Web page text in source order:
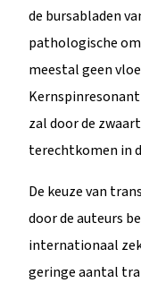
de bursabladen
pathologische
meestal geen
zal door de
terechtkomen in
De keuze van
door de auteurs
internationaal
geringe aantal